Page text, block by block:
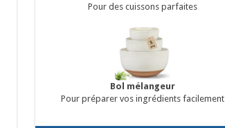
Pour des cuissons parfaites
Bol mélangeur
Pour préparer vos ingrédients facilement